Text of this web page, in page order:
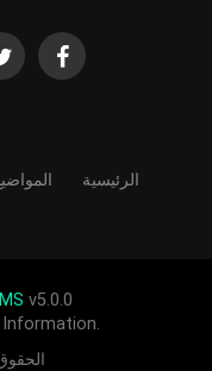
الرئيسية
v5.0.0
Information.